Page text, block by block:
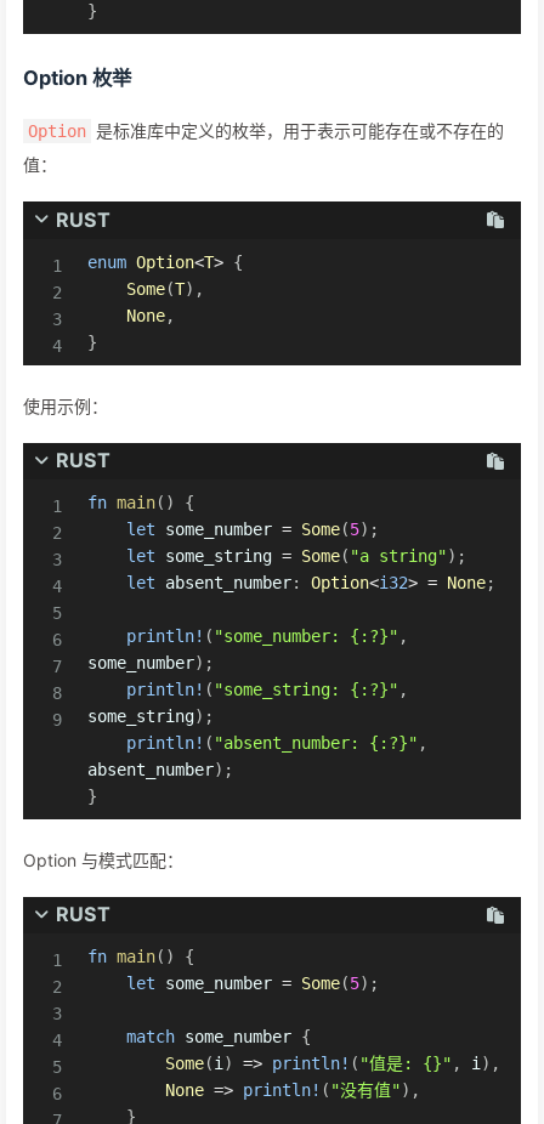
}
Option 枚举
Option 是标准库中定义的枚举，用于表示可能存在或不存在的
值：
RUST
enum Option<T> {
Some(T) ,
None,
}
使用示例：
RUST
fn main( )
{
let some_number = Some(5) ;
let some_string = Some( "a string") ;
let absent_number: Option<i32> = None;
println! ( "some_number: {:?}" ,
some_number) ;
println! ( "some_string: {:?}" ,
some_string) ;
println! ( "absent_number: {:?}" ,
absent_number) ;
}
Option 与模式匹配：
RUST
fn main( )
{
let some_number = Some(5) ;
match some_number {
Some(i ) => println! ( "值是: {}" , i ) ,
None => println! ( "没有值") ,
}